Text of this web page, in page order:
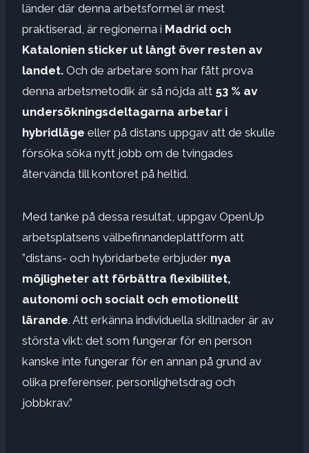
länder där denna arbetsformel är mest
praktiserad, är regionerna i Madrid och
Katalonien sticker ut långt över resten av
landet. Och de arbetare som har fått prova
denna arbetsmetodik är så nöjda att 53 % av
undersökningsdeltagarna arbetar i
hybridläge eller på distans uppgav att de skulle
försöka söka nytt jobb om de tvingades
återvända till kontoret på heltid.
Med tanke på dessa resultat, uppgav OpenUp
arbetsplatsens välbefinnandeplattform att
”distans- och hybridarbete erbjuder nya
möjligheter att förbättra flexibilitet,
autonomi och socialt och emotionellt
lärande. Att erkänna individuella skillnader är av
största vikt: det som fungerar för en person
kanske inte fungerar för en annan på grund av
olika preferenser, personlighetsdrag och
jobbkrav.”